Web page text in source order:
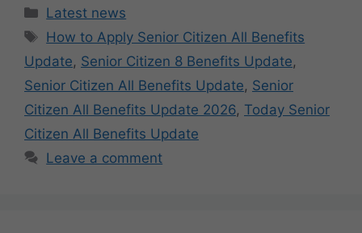
Categories
Latest news
Tags
How to Apply Senior Citizen All Benefits
Update, Senior Citizen 8 Benefits Update,
Senior Citizen All Benefits Update, Senior
Citizen All Benefits Update 2026, Today Senior
Citizen All Benefits Update
Leave a comment